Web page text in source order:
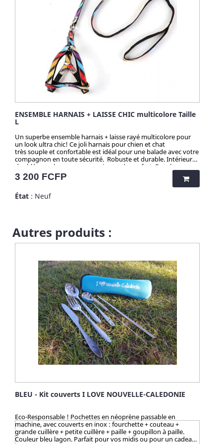
ENSEMBLE HARNAIS + LAISSE CHIC multicolore Taille
L
Un superbe ensemble harnais + laisse rayé multicolore pour
un look ultra chic! Ce joli harnais pour chien et chat
très souple et confortable est idéal pour une balade avec votre
compagnon en toute sécurité. Robuste et durable. Intérieur
doublé en nylon pour un maximum de confort. Boucle
d'attache en acier réglable. matière: coton et nylon
Attention ! Quantité très limitée pour tous mes produits.
N'hésitez pas longtemps avant de vous faire plaisir, et grâce
aux quantités presque uniques par produit, ... vous serez la/le
Prix
3 200 FCFP
État : Neuf
Autres produits :
BLEU - Kit couverts I LOVE NOUVELLE-CALEDONIE
Eco-Responsable ! Pochettes en néoprène passable en
machine, avec couverts en inox : fourchette + couteau +
grande cuillère + petite cuillère + paille + goupillon à paille.
Couleur bleu lagon. Parfait pour vos midis ou pour un cadeau